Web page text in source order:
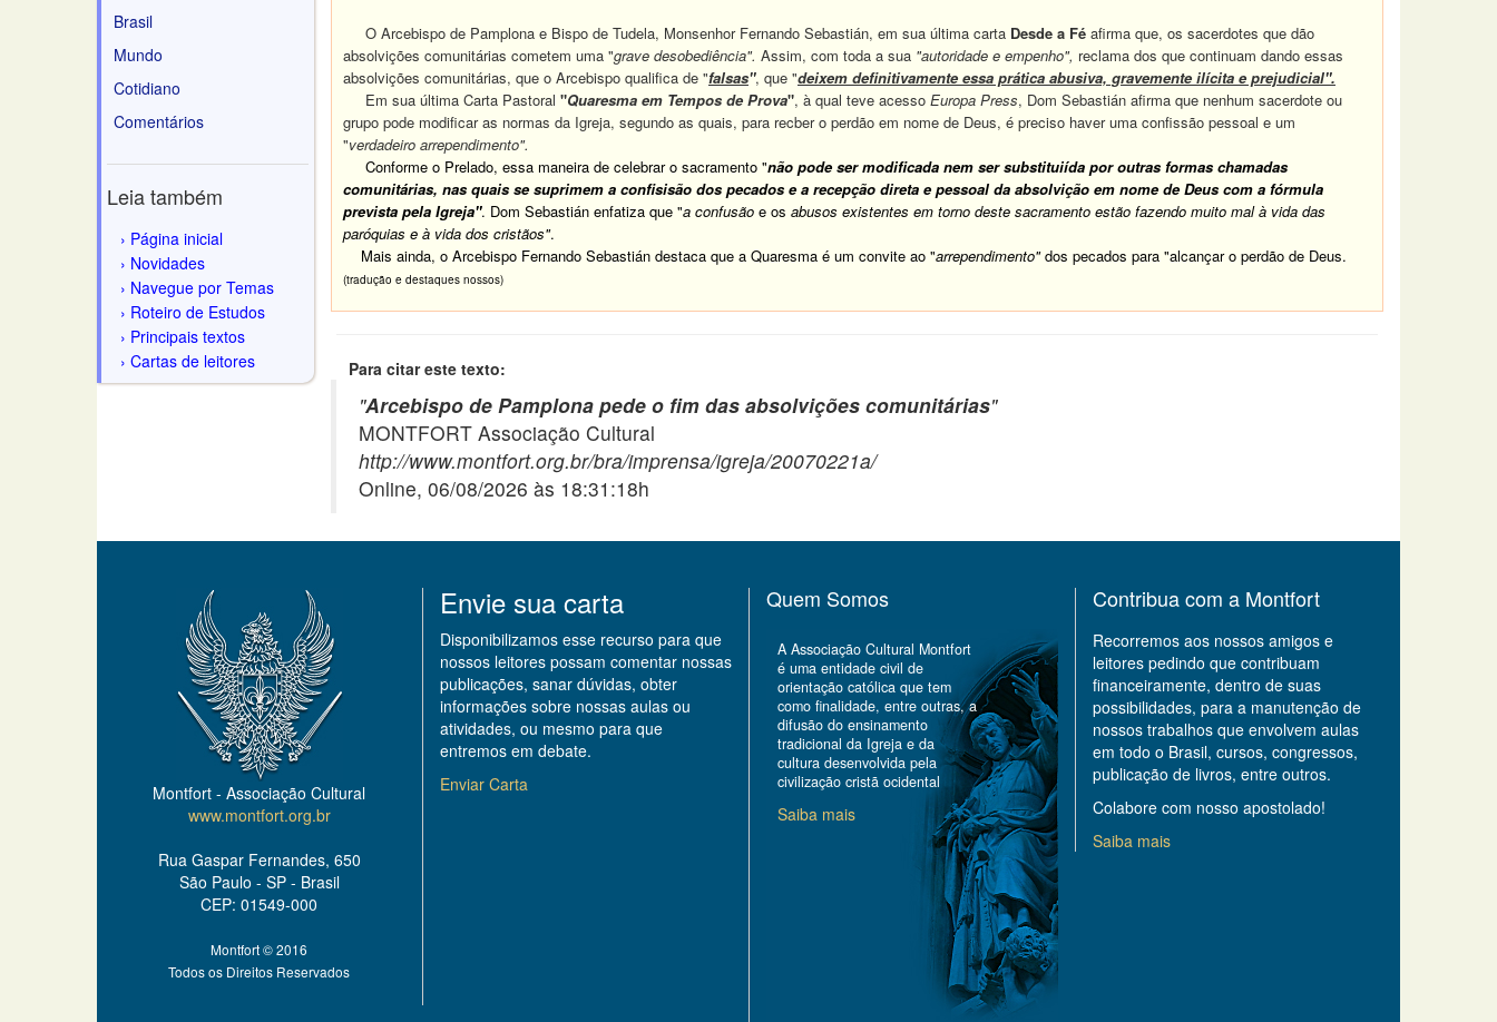
Brasil
Mundo
Cotidiano
Comentários
Leia também
Página inicial
Novidades
Navegue por Temas
Roteiro de Estudos
Principais textos
Cartas de leitores
O Arcebispo de Pamplona e Bispo de Tudela, Monsenhor Fernando Sebastián, em sua última carta Desde a Fé afirma que, os sacerdotes que dão
absolvições comunitárias cometem uma "grave desobediência". Assim, com toda a sua "autoridade e empenho", reclama dos que continuam dando essas
absolvições comunitárias, que o Arcebispo qualifica de "falsas", que "deixem definitivamente essa prática abusiva, gravemente ilícita e prejudicial".
Em sua última Carta Pastoral "Quaresma em Tempos de Prova", à qual teve acesso Europa Press, Dom Sebastián afirma que nenhum sacerdote ou
grupo pode modificar as normas da Igreja, segundo as quais, para recber o perdão em nome de Deus, é preciso haver uma confissão pessoal e um
"verdadeiro arrependimento".
Conforme o Prelado, essa maneira de celebrar o sacramento "não pode ser modificada nem ser substituiída por outras formas chamadas
comunitárias, nas quais se suprimem a confisisão dos pecados e a recepção direta e pessoal da absolvição em nome de Deus com a fórmula
prevista pela Igreja". Dom Sebastián enfatiza que "a confusão e os abusos existentes em torno deste sacramento estão fazendo muito mal à vida das
paróquias e à vida dos cristãos".
Mais ainda, o Arcebispo Fernando Sebastián destaca que a Quaresma é um convite ao "arrependimento"dos pecados para "alcançar o perdão de Deus.
(tradução e destaques nossos)
Para citar este texto:
"Arcebispo de Pamplona pede o fim das absolvições comunitárias"
MONTFORT Associação Cultural
http://www.montfort.org.br/bra/imprensa/igreja/20070221a/
Online, 06/08/2026 às 18:31:18h
Montfort - Associação Cultural
www.montfort.org.br
Rua Gaspar Fernandes, 650
São Paulo - SP - Brasil
CEP: 01549-000
Montfort © 2016
Todos os Direitos Reservados
Envie sua carta
Disponibilizamos esse recurso para que
nossos leitores possam comentar nossas
publicações, sanar dúvidas, obter
informações sobre nossas aulas ou
atividades, ou mesmo para que
entremos em debate.
Enviar Carta
Quem Somos
A Associação Cultural Montfort
é uma entidade civil de
orientação católica que tem
como finalidade, entre outras, a
difusão do ensinamento
tradicional da Igreja e da
cultura desenvolvida pela
civilização cristã ocidental
Saiba mais
Contribua com a Montfort
Recorremos aos nossos amigos e
leitores pedindo que contribuam
financeiramente, dentro de suas
possibilidades, para a manutenção de
nossos trabalhos que envolvem aulas
em todo o Brasil, cursos, congressos,
publicação de livros, entre outros.
Colabore com nosso apostolado!
Saiba mais